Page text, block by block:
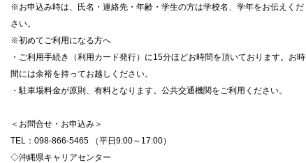
※お申込み時は、氏名・連絡先・年齢・学生の方は学校名、学年をお伝えくだ
さい。
※初めてご利用になる方へ
・ご利用手続き（利用カード発行）に15分ほどお時間を頂いております。お時
間には余裕を持ってお越しください。
・駐車場料金が原則、有料となります。公共交通機関をご利用ください。
＜お問合せ・お申込み＞
TEL：098-866-5465 （平日9:00～17:00）
◇沖縄県キャリアセンター